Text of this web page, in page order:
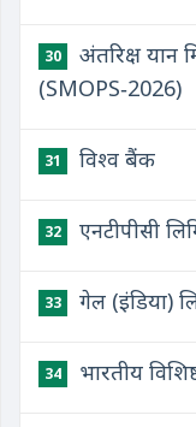
30
अंतरिक्ष यान
(SMOPS‑2026)
31 विश्व बैंक
32 एनटीपीसी
33 गेल (इंडिया)
34 भारतीय